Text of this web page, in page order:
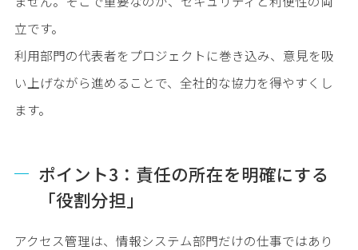
立です。
利用部門の代表者をプロジェクトに巻き込み、意見を吸
い上げながら進めることで、全社的な協力を得やすくし
ます。
ポイント3：責任の所在を明確にする
「役割分担」
アクセス管理は、情報システム部門だけの仕事ではあり